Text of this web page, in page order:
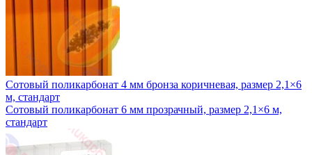
Сотовый поликарбонат 4 мм бронза коричневая, размер 2,1×6
м, стандарт
Сотовый поликарбонат 6 мм прозрачный, размер 2,1×6 м,
стандарт